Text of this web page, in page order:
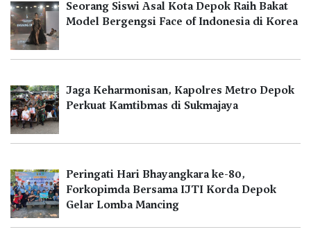
Seorang Siswi Asal Kota Depok Raih Bakat
Model Bergengsi Face of Indonesia di Korea
Jaga Keharmonisan, Kapolres Metro Depok
Perkuat Kamtibmas di Sukmajaya
Peringati Hari Bhayangkara ke-80,
Forkopimda Bersama IJTI Korda Depok
Gelar Lomba Mancing